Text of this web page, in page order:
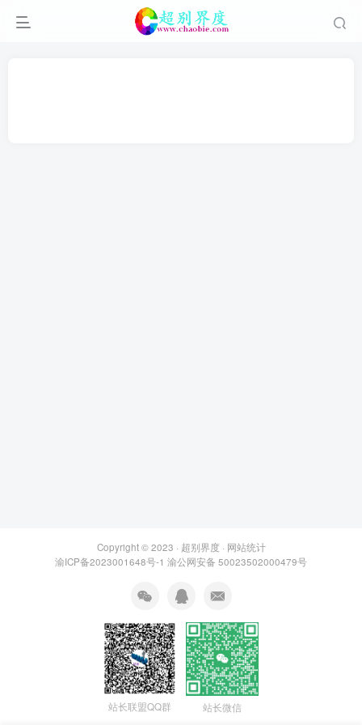
Copyright © 2023 · 超别界度· 网站统计
渝ICP备2023001648号-1 渝公网安备 50023502000479号
站长联盟QQ群 站长微信